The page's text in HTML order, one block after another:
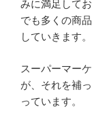
みに満足して
でも多くの商
していきます。
スーパーマー
が、それを補
っています。